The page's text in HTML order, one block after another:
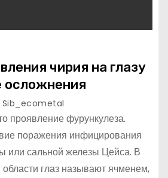
чирия на глазу
осложнения
Sib_ecometal
проявление фурункулеза.
поражения инфицирования
или сальной железы Цейса. В
глаз называют ячменем,